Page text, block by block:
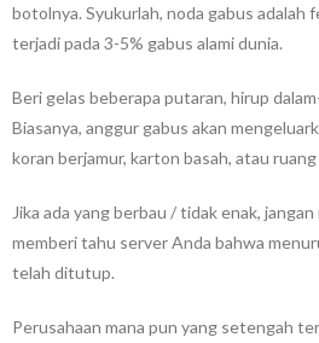
botolnya. Syukurlah, noda gabus adalah
terjadi pada 3-5% gabus alami dunia.
Beri gelas beberapa putaran, hirup
Biasanya, anggur gabus akan
koran berjamur, karton basah, atau
Jika ada yang berbau / tidak enak,
memberi tahu server Anda bahwa
telah ditutup.
Perusahaan mana pun yang setengah